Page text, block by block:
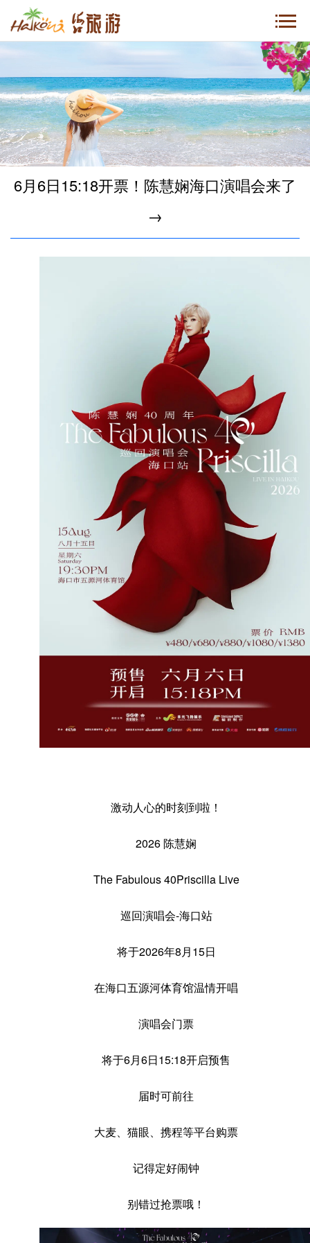
6月6日15:18开票！陈慧娴海口演唱会来了
→
激动人心的时刻到啦！
2026 陈慧娴
The Fabulous 40Priscilla Live
巡回演唱会-海口站
将于2026年8月15日
在海口五源河体育馆温情开唱
演唱会门票
将于6月6日15:18开启预售
届时可前往
大麦、猫眼、携程等平台购票
记得定好闹钟
别错过抢票哦！